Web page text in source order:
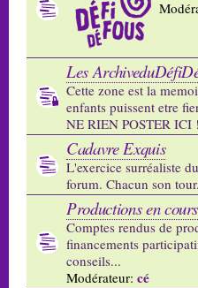
Les
Cette zone est la
enfants puissent etre
NE RIEN POSTER
Cadavre Exquis
L'exercice surréaliste
forum. Chacun son
Productions en cours
Comptes rendus de
financements
conseils...
Modérateur: cé